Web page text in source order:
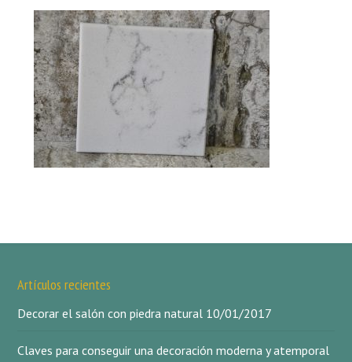
Artículos recientes
Decorar el salón con piedra natural 10/01/2017
Claves para conseguir una decoración moderna y atemporal